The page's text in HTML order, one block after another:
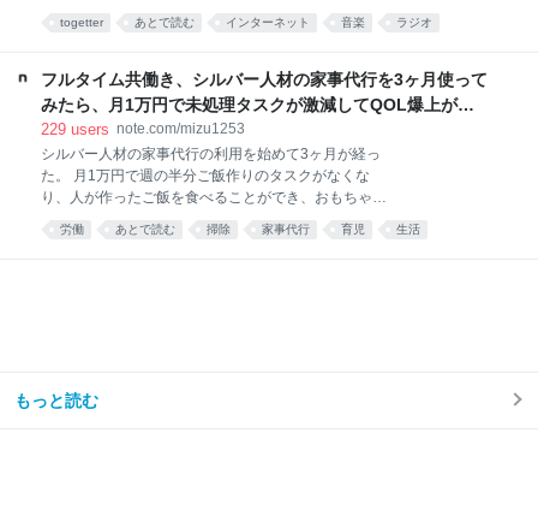
と、その国の雰囲気とかと一緒に音楽が流れてくる。
こっちがいい。 pic.x.com/Qf4rbfrpij 2026-06-28
10:48:11
togetter あとで読む インターネット 音楽 ラジオ
フルタイム共働き、シルバー人材の家事代行を3ヶ月使って
みたら、月1万円で未処理タスクが激減してQOL爆上がり
した話。｜みず
229 users note.com/mizu1253
シルバー人材の家事代行の利用を始めて3ヶ月が経っ
た。 月1万円で週の半分ご飯作りのタスクがなくな
り、人が作ったご飯を食べることができ、おもちゃが
なくなり、トイレ掃除は頻度が半分くらいになった。
が1人。 毎日時間との戦い。 私は仕事終わりに家事を
楽しくテキパキとできる方ではない。ついだらけてし
労働 あとで読む 掃除 家事代行 育児 生活
もっと読む